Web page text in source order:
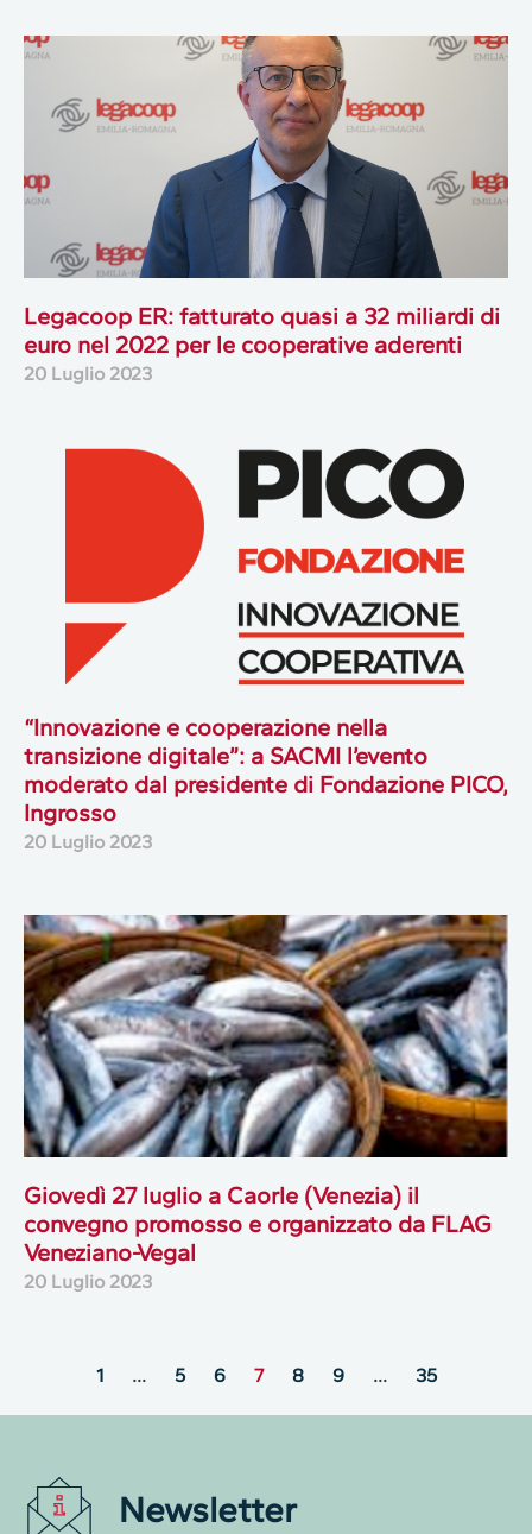
Legacoop ER: fatturato quasi a 32 miliardi di
euro nel 2022 per le cooperative aderenti
20 Luglio 2023
“Innovazione e cooperazione nella
transizione digitale”: a SACMI l’evento
moderato dal presidente di Fondazione PICO,
Ingrosso
20 Luglio 2023
Giovedì 27 luglio a Caorle (Venezia) il
convegno promosso e organizzato da FLAG
Veneziano-Vegal
20 Luglio 2023
1 … 5 6 7 8 9 … 35
Newsletter